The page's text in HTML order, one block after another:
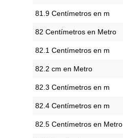
81.9 Centímetros en m
82 Centímetros en Metro
82.1 Centímetros en m
82.2 cm en Metro
82.3 Centímetros en m
82.4 Centímetros en m
82.5 Centímetros en Metro